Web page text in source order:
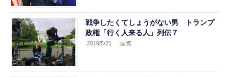
戦争したくてしょうがない男 トランプ
政権「行く人来る人」列伝７
2019/5/21 .国際